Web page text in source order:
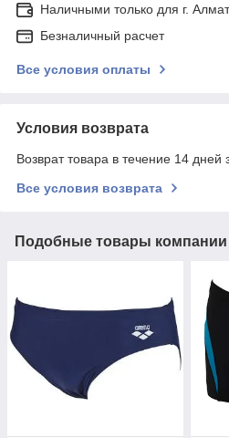
Наличными только для г.
Безналичный расчет
Все условия оплаты
Условия возврата
Возврат товара в течение 14 дней
Все условия возврата
Подобные товары компании